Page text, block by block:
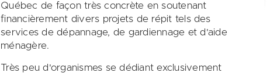
Québec de façon très concrète en soutenant
financièrement divers projets de répit tels des
services de dépannage, de gardiennage et d'aide
ménagère.
Très peu d'organismes se dédiant exclusivement